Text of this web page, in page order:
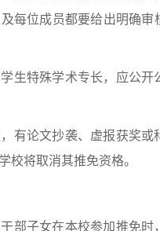
每位成员都要给出明确
学生特殊学术专长，应公
，有论文抄袭、虚报获奖
校将取消其推免资格。
干部子女在本校参加推免